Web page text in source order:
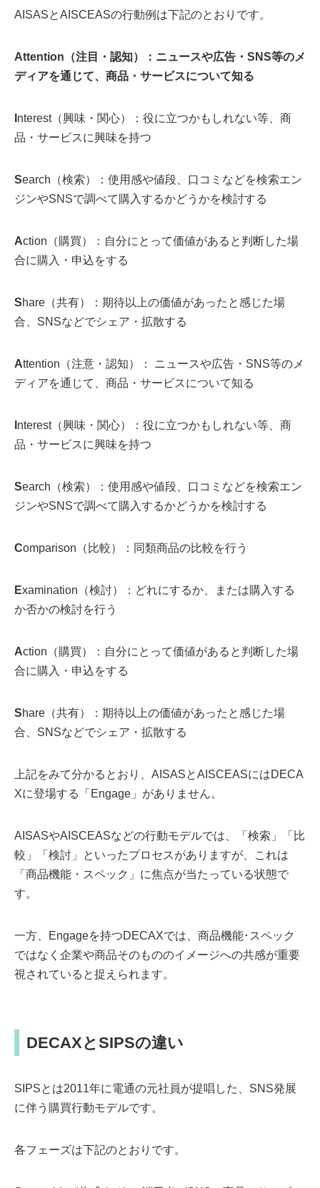
AISASとAISCEASの行動例は下記のとおりです。
Attention（注目・認知）：ニュースや広告・SNS等のメ
ディアを通じて、商品・サービスについて知る
nterest（興味・関心）：役に立つかもしれない等、商
品・サービスに興味を持つ
Search（検索）：使用感や値段、口コミなどを検索エン
ジンやSNSで調べて購入するかどうかを検討する
Action（購買）：自分にとって価値があると判断した場
合に購入・申込をする
Share（共有）：期待以上の価値があったと感じた場
合、SNSなどでシェア・拡散する
Attention（注意・認知）： ニュースや広告・SNS等のメ
ディアを通じて、商品・サービスについて知る
nterest（興味・関心）：役に立つかもしれない等、商
品・サービスに興味を持つ
Search（検索）：使用感や値段、口コミなどを検索エン
ジンやSNSで調べて購入するかどうかを検討する
Comparison（比較）：同類商品の比較を行う
Examination（検討）：どれにするか、または購入する
か否かの検討を行う
Action（購買）：自分にとって価値があると判断した場
合に購入・申込をする
Share（共有）：期待以上の価値があったと感じた場
合、SNSなどでシェア・拡散する
上記をみて分かるとおり、AISASとAISCEASにはDECA
Xに登場する「Engage」がありません。
AISASやAISCEASなどの行動モデルでは、「検索」「比
較」「検討」といったプロセスがありますが、これは
「商品機能・スペック」に焦点が当たっている状態で
す。
一方、Engageを持つDECAXでは、商品機能･スペック
ではなく企業や商品そのもののイメージへの共感が重要
視されていると捉えられます。
DECAXとSIPSの違い
SIPSとは2011年に電通の元社員が提唱した、SNS発展
に伴う購買行動モデルです。
各フェーズは下記のとおりです。